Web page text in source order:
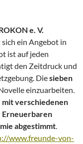
e. V.
ein Angebot in
ist auf jeden
den Zeitdruck und
Diesieben
einzuarbeiten.
mit verschiedenen
Erneuerbaren
abgestimmt.
www.freunde-von-